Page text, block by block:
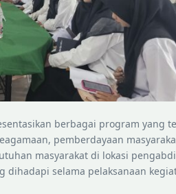
berbagai program yang
pemberdayaan
masyarakat di lokasi
dihadapi selama pelaksanaan